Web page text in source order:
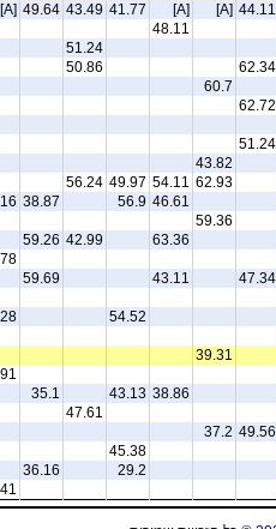
44.11
[A]
[A]
41.77
43.49
49.64
[A]
48.11
51.24
62.34
50.86
60.7
62.72
51.24
43.82
62.93
54.11
49.97
56.24
46.61
56.9
38.87
59.36
63.36
42.99
59.26
47.34
43.11
59.69
54.52
39.31
38.86
43.13
35.1
47.61
49.56
37.2
45.38
29.2
36.16